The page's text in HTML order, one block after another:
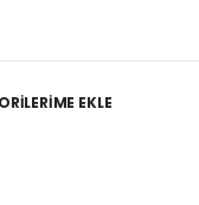
EKLE